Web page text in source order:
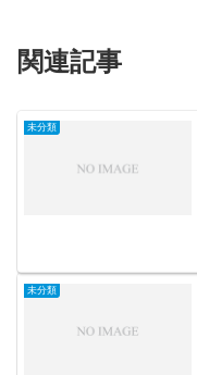
関連記事
未分類
未分類